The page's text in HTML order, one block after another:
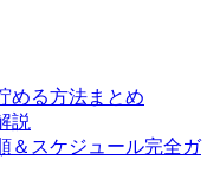
める方法まとめ
説
＆スケジュール完全ガ